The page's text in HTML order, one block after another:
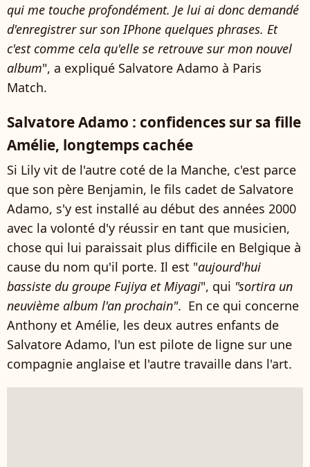
qui me touche profondément. Je lui ai donc demandé
d'enregistrer sur son IPhone quelques phrases. Et
c'est comme cela qu'elle se retrouve sur mon nouvel
album", a expliqué Salvatore Adamo à Paris
Match.
Salvatore Adamo : confidences sur sa fille
Amélie, longtemps cachée
Si Lily vit de l'autre coté de la Manche, c'est parce
que son père Benjamin, le fils cadet de Salvatore
Adamo, s'y est installé au début des années 2000
avec la volonté d'y réussir en tant que musicien,
chose qui lui paraissait plus difficile en Belgique à
cause du nom qu'il porte. Il est "aujourd'hui
bassiste du groupe Fujiya et Miyagi", qui "sortira un
neuvième album l'an prochain". En ce qui concerne
Anthony et Amélie, les deux autres enfants de
Salvatore Adamo, l'un est pilote de ligne sur une
compagnie anglaise et l'autre travaille dans l'art.